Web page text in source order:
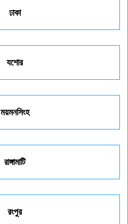
ঢাকা
যশোর
ময়মনসিংহ
রাঙ্গামাটি
রংপুর